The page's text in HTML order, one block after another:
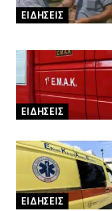
ΕΙΔΗΣΕΙΣ
ΕΙΔΗΣΕΙΣ
ΕΙΔΗΣΕΙΣ